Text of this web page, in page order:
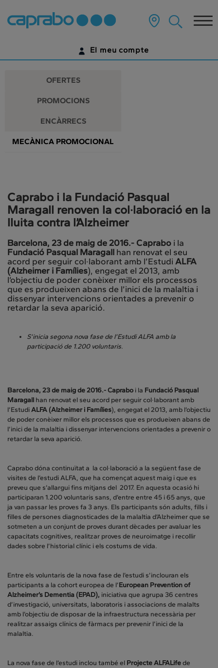
Promocions
descomptes
als
nostres
supermercats
contingut
pàgina
El meu compte
ENCARA NO TENS UN COMPTE DIGITAL?
OFERTES
PROMOCIONS
ENCÀRRECS
MECÀNICA PROMOCIONAL
Caprabo i la Fundació Pasqual
Maragall renoven la col·laboració en la
lluita contra l’Alzheimer
Barcelona, 23 de maig de 2016.- Caprabo i la
Fundació Pasqual Maragall han renovat el seu
acord per seguir col·laborant amb l’Estudi ALFA
(Alzheimer i Famílies), engegat el 2013, amb
l’objectiu de poder conèixer millor els processos
que es produeixen abans de l’inici de la malaltia i
dissenyar intervencions orientades a prevenir o
retardar la seva aparició.
S’inicia segona nova fase de l’Estudi ALFA amb la
participació de 1.200 voluntaris.
Barcelona, 23 de maig de 2016.-Caprabo i la Fundació Pasqual
Maragall han renovat el seu acord per seguir col·laborant amb
l’EstudiALFA (Alzheimer i Famílies), engegat el 2013, amb l’objectiu
de poder conèixer millor els processos que es produeixen abans de
l’inici de la malaltia i dissenyar intervencions orientades a prevenir o
retardar la seva aparició.
Caprabo dóna continuïtat a la col·laboració a la següent fase de
visites de l’estudi ALFA, que ha començat aquest maig i que es
preveu que s’allargui fins mitjans del 2017. En aquesta ocasió hi
participaran 1.200 voluntaris sans, d’entre entre 45 i 65 anys, que
ja van passar les proves fa 3 anys. Els participants són adults, fills i
filles de persones diagnosticades de la malaltia d’Alzheimer que se
sotmeten a un conjunt de proves durant dècades per avaluar les
capacitats cognitives, realitzar proves de neuroimatge i recollir
dades sobre l’historial clínic i els costums de vida.
Entre els voluntaris de la nova fase de l’estudi s’inclouran els
participants a la cohort europea de l’European Prevention of
Alzheimer’s Dementia (EPAD), iniciativa que agrupa 36 centres
d’investigació, universitats, laboratoris i associacions de malalts
amb l’objectiu de disposar de la infraestructura necessària per
realitzar assaigs clínics de fàrmacs per prevenir l’inici de la
malaltia.
La nova fase de l’estudi inclou també el Projecte ALFALifede